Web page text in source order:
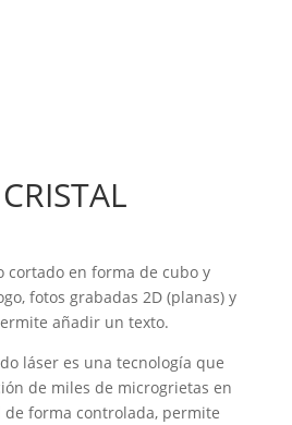
cortado en forma de cubo y
fotos grabadas 2D (planas) y
añadir un texto.
láser es una tecnología que
de miles de microgrietas en
forma controlada, permite